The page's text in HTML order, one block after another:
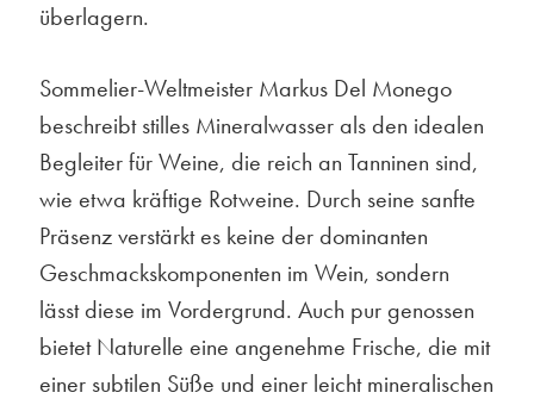
überlagern.
Sommelier-Weltmeister Markus Del Monego
beschreibt stilles Mineralwasser als den idealen
Begleiter für Weine, die reich an Tanninen sind,
wie etwa kräftige Rotweine. Durch seine sanfte
Präsenz verstärkt es keine der dominanten
Geschmackskomponenten im Wein, sondern
lässt diese im Vordergrund. Auch pur genossen
bietet Naturelle eine angenehme Frische, die mit
einer subtilen Süße und einer leicht mineralischen